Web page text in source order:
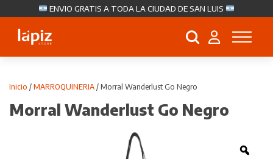
ENVIO GRATIS A TODA LA CIUDAD DE SAN LUIS
Búsqueda
Inicio / MARROQUINERIA / Morral Wanderlust Go Negro
Morral Wanderlust Go Negro